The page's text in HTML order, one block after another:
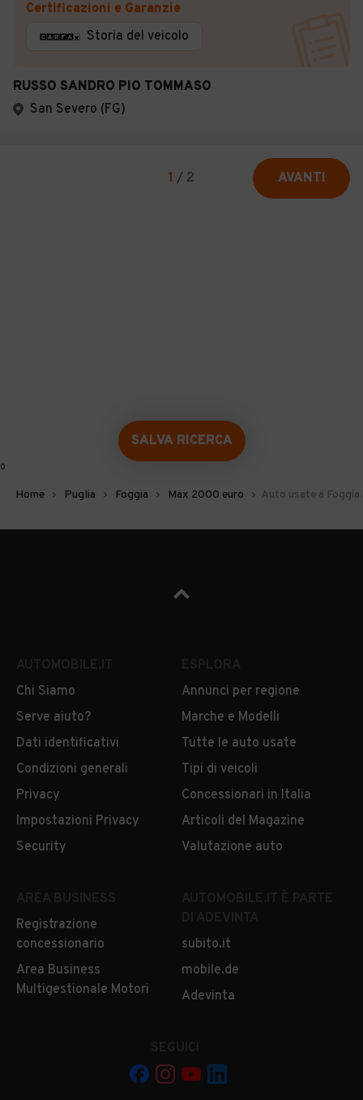
Certificazioni e Garanzie
Storia del veicolo
RUSSO SANDRO PIO TOMMASO
San Severo (FG)
1 / 2 AVANTI
SALVA RICERCA
0
Home Puglia Foggia Max 2000 euro Auto usate a
Chi Siamo
Serve aiuto?
Dati identificativi
Condizioni generali
Privacy
Impostazioni Privacy
Security
Annunci per regione
Marche e Modelli
Tutte le auto usate
Tipi di veicoli
Concessionari in Italia
Articoli del Magazine
Valutazione auto
Registrazione
concessionario
Area Business
Multigestionale Motori
subito.it
mobile.de
Adevinta